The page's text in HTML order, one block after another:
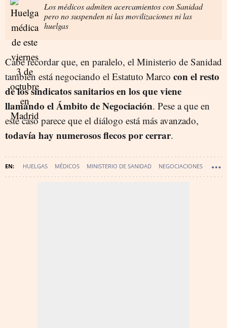
Los médicos admiten acercamientos con Sanidad
pero no suspenden ni las movilizaciones ni las
huelgas
Cabe recordar que, en paralelo, el Ministerio de Sanidad
también está negociando el Estatuto Marco con el resto
de los sindicatos sanitarios en los que viene
llamando el Ámbito de Negociación. Pese a que en
este caso parece que el diálogo está más avanzado,
todavía hay numerosos flecos por cerrar.
HUELGAS MÉDICOS MINISTERIO DE SANIDAD NEGOCIACIONES